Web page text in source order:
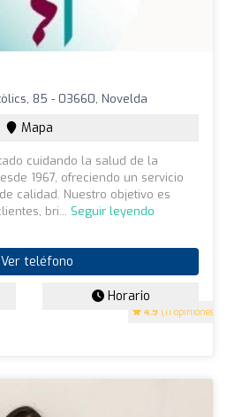
4.9 (11 opiniones)
85 - 03660, Novelda
Mapa
cuidando la salud de la
1967, ofreciendo un servicio
calidad. Nuestro objetivo es
bri... Seguir leyendo
Ver teléfono
Horario